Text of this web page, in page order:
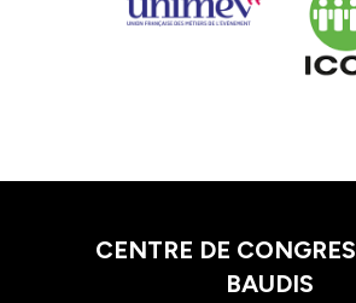
CENTRE DE
BAUDIS